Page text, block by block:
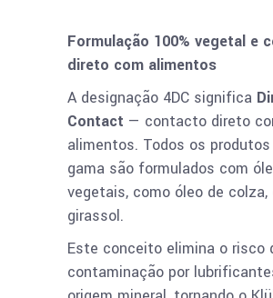
Formulação 100% vegetal e
direto com alimentos
A designação 4DC significa
Contact — contacto direto
alimentos. Todos os
gama são formulados com
vegetais, como óleo de colza,
girassol.
Este conceito elimina o risco
contaminação por